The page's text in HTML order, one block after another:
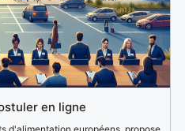
en ligne